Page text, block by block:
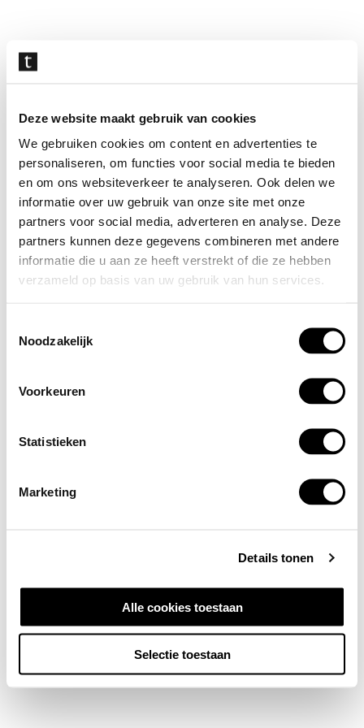
Deze website maakt gebruik van cookies
We gebruiken cookies om content en advertenties te
personaliseren, om functies voor social media te bieden
en om ons websiteverkeer te analyseren. Ook delen we
informatie over uw gebruik van onze site met onze
partners voor social media, adverteren en analyse. Deze
partners kunnen deze gegevens combineren met andere
informatie die u aan ze heeft verstrekt of die ze hebben
verzameld op basis van uw gebruik van hun services.
Noodzakelijk
Voorkeuren
Statistieken
Marketing
Details tonen
Alle cookies toestaan
Selectie toestaan
overslaan